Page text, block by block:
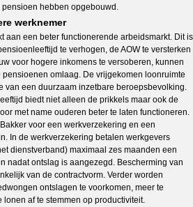
hebben opgebouwd.
werknemer
aan een beter functionerende arbeidsmarkt. Dit is
te verhogen, de AOW te versterken
voor hogere inkomens te versoberen, kunnen
omlaag. De vrijgekomen loonruimte
van een duurzaam inzetbare beroepsbevolking.
biedt niet alleen de prikkels maar ook de
met name ouderen beter te laten functioneren.
voor een werkverzekering en een
In de werkverzekering betalen werkgevers
dienstverband) maximaal zes maanden een
nadat ontslag is aangezegd. Bescherming van
van de contractvorm. Verder worden
ontslagen te voorkomen, meer te
af te stemmen op productiviteit.